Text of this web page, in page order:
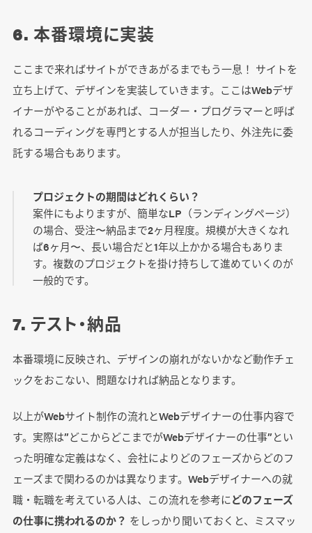
6. 本番環境に実装
ここまで来ればサイトができあがるまでもう一息！ サイトを
立ち上げて、デザインを実装していきます。ここはWebデザ
イナーがやることがあれば、コーダー・プログラマーと呼ば
れるコーディングを専門とする人が担当したり、外注先に委
託する場合もあります。
プロジェクトの期間はどれくらい？
案件にもよりますが、簡単なLP（ランディングページ）
の場合、受注〜納品まで2ヶ月程度。規模が大きくなれ
ば6ヶ月〜、長い場合だと1年以上かかる場合もありま
す。複数のプロジェクトを掛け持ちして進めていくのが
一般的です。
7. テスト・納品
本番環境に反映され、デザインの崩れがないかなど動作チェ
ックをおこない、問題なければ納品となります。
以上がWebサイト制作の流れとWebデザイナーの仕事内容で
す。実際は”どこからどこまでがWebデザイナーの仕事”とい
った明確な定義はなく、会社によりどのフェーズからどのフ
ェーズまで関わるのかは異なります。Webデザイナーへの就
職・転職を考えている人は、この流れを参考にどのフェーズ
の仕事に携われるのか？ をしっかり聞いておくと、ミスマッ